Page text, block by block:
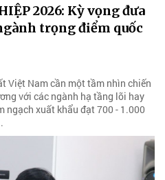
2026: Kỳ vọng đưa
trọng điểm quốc
Việt Nam cần một tầm nhìn chiến
với các ngành hạ tầng lõi hay
ngạch xuất khẩu đạt 700 - 1.000